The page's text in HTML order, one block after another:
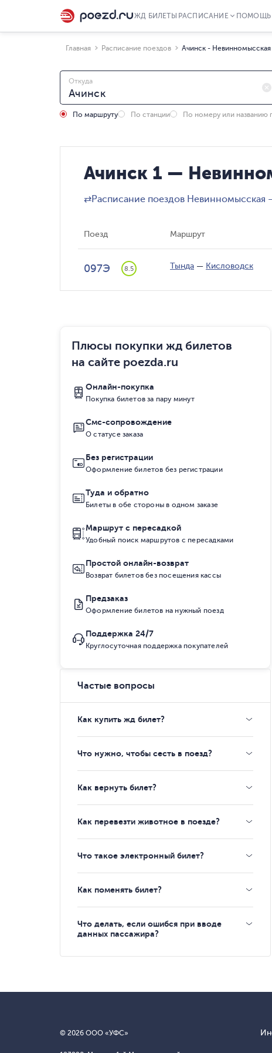
ЖД БИЛЕТЫ РАСПИСАНИЕ ПОМОЩЬ
Главная Расписание поездов Ачинск - Невинномысская
Откуда
По маршруту По станции По номеру или названию
Ачинск 1 —
⇄Расписание поездов Невинномысская
Поезд Маршрут
097Э 8.5 Тында — Кисловодск
Плюсы покупки жд билетов
на сайте poezda.ru
Онлайн-покупка
Покупка билетов за пару минут
Смс-сопровождение
О статусе заказа
Без регистрации
Оформление билетов без регистрации
Туда и обратно
Билеты в обе стороны в одном заказе
Маршрут с пересадкой
Удобный поиск маршрутов с пересадками
Простой онлайн-возврат
Возврат билетов без посещения кассы
Предзаказ
Оформление билетов на нужный поезд
Поддержка 24/7
Круглосуточная поддержка покупателей
Частые вопросы
Как купить жд билет?
Что нужно, чтобы сесть в поезд?
Как вернуть билет?
Как перевезти животное в поезде?
Что такое электронный билет?
Как поменять билет?
Что делать, если ошибся при вводе
данных пассажира?
© 2026 ООО «УФС»